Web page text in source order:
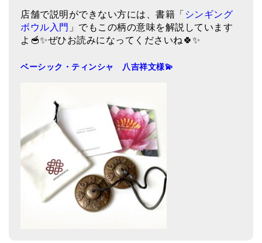
初級講座
倍音呼吸法レッスン
中級講座
ビギナー講師・養成講座
アマナマナとは
About Us
メールお便り登録
LINEお友だち登録
店舗で説明ができない方には、書籍「 シンギング
ボウル入門 」でもこの柄の意味を解説しています
よ🥣✨ぜひお読みになってくださいね🍀✨
ベーシック・ティンシャ 八吉祥文様💫